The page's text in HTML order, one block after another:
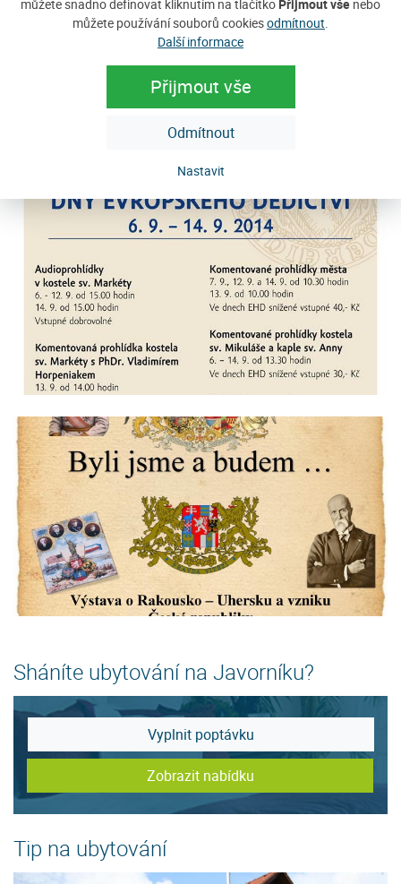
můžete snadno definovat kliknutím na tlačítko Přijmout vše nebo
můžete používání souborů cookiesodmítnout.
Další informace
Přijmout vše
Odmítnout
Nastavit
Sháníte ubytování na Javorníku?
Vyplnit poptávku
Zobrazit nabídku
Tip na ubytování